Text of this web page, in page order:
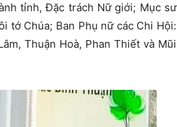
tỉnh, Đặc trách Nữ giới; Mục sư
tớ Chúa; Ban Phụ nữ các Chi Hội:
Thuận Hoà, Phan Thiết và Mũi